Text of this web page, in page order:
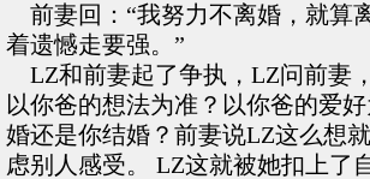
前妻回：“我努力不离婚，就算
着遗憾走要强。”
LZ和前妻起了争执，LZ问前妻
以你爸的想法为准？以你爸的爱
婚还是你结婚？前妻说LZ这么想
虑别人感受。 LZ这就被她扣上了